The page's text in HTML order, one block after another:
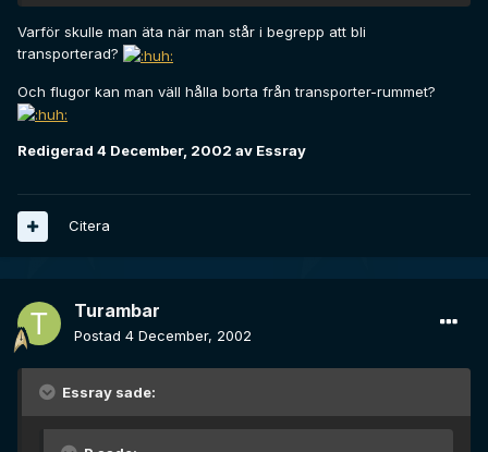
Varför skulle man äta när man står i begrepp att bli
transporterad?
Och flugor kan man väll hålla borta från transporter-rummet?
Redigerad 4 December, 2002 av Essray
Citera
Turambar
Postad 4 December, 2002
Essray sade: